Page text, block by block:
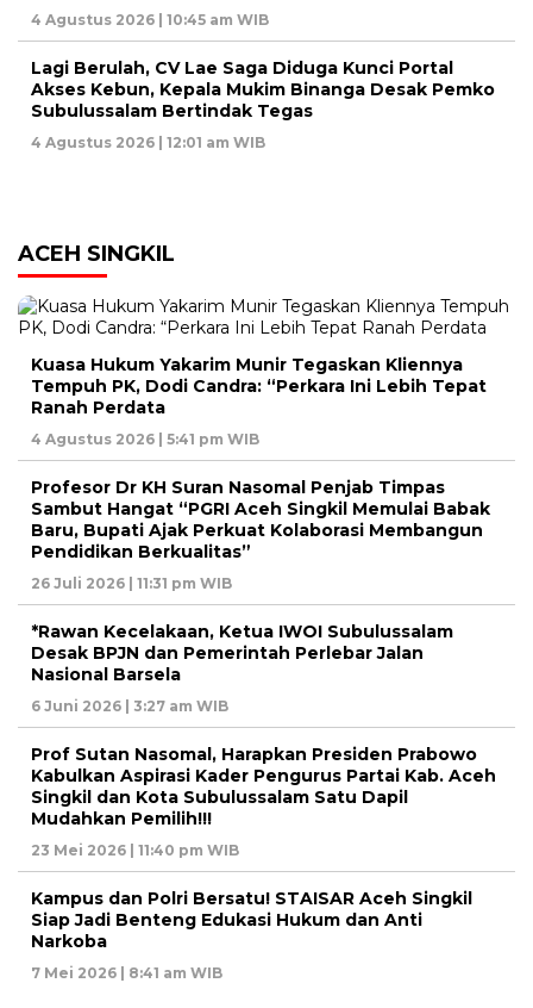
4 Agustus 2026 | 10:45 am WIB
Lagi Berulah, CV Lae Saga Diduga Kunci Portal
Akses Kebun, Kepala Mukim Binanga Desak Pemko
Subulussalam Bertindak Tegas
4 Agustus 2026 | 12:01 am WIB
ACEH SINGKIL
Kuasa Hukum Yakarim Munir Tegaskan Kliennya
Tempuh PK, Dodi Candra: “Perkara Ini Lebih Tepat
Ranah Perdata
4 Agustus 2026 | 5:41 pm WIB
Profesor Dr KH Suran Nasomal Penjab Timpas
Sambut Hangat “PGRI Aceh Singkil Memulai Babak
Baru, Bupati Ajak Perkuat Kolaborasi Membangun
Pendidikan Berkualitas”
26 Juli 2026 | 11:31 pm WIB
*Rawan Kecelakaan, Ketua IWOI Subulussalam
Desak BPJN dan Pemerintah Perlebar Jalan
Nasional Barsela
6 Juni 2026 | 3:27 am WIB
Prof Sutan Nasomal, Harapkan Presiden Prabowo
Kabulkan Aspirasi Kader Pengurus Partai Kab. Aceh
Singkil dan Kota Subulussalam Satu Dapil
Mudahkan Pemilih!!!
23 Mei 2026 | 11:40 pm WIB
Kampus dan Polri Bersatu! STAISAR Aceh Singkil
Siap Jadi Benteng Edukasi Hukum dan Anti
Narkoba
7 Mei 2026 | 8:41 am WIB